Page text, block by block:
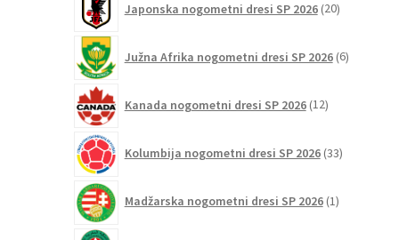
Japonska nogometni dresi SP 2026 20izdelkov
Južna Afrika nogometni dresi SP 2026 6izdelkov
Kanada nogometni dresi SP 2026 12izdelkov
Kolumbija nogometni dresi SP 2026 33izdelkov
Madžarska nogometni dresi SP 2026 1izdelek